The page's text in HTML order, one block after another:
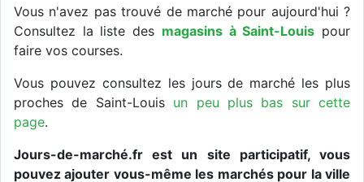
Vous n'avez pas trouvé de marché pour aujourd'hui ?
Consultez la liste des magasins à Saint-Louis pour
faire vos courses.
Vous pouvez consultez les jours de marché les plus
proches de Saint-Louis un peu plus bas sur cette
page.
Jours-de-marché.fr est un site participatif, vous
pouvez ajouter vous-même les marchés pour la ville